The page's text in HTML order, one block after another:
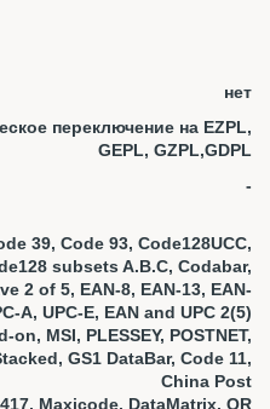
нет
переключение на EZPL,
GEPL, GZPL,GDPL
-
39, Code 93, Code128UCC,
subsets A.B.C, Codabar,
2 of 5, EAN-8, EAN-13, EAN-
A, UPC-E, EAN and UPC 2(5)
on, MSI, PLESSEY, POSTNET,
GS1 DataBar, Code 11,
China Post
Maxicode, DataMatrix, QR